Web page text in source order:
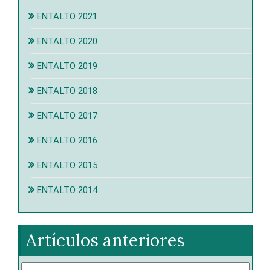
ENTALTO 2021
ENTALTO 2020
ENTALTO 2019
ENTALTO 2018
ENTALTO 2017
ENTALTO 2016
ENTALTO 2015
ENTALTO 2014
Artículos anteriores